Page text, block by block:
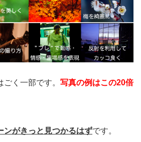
く一部です。 写真の例はこの20倍
ンがきっと見つかるはずです。